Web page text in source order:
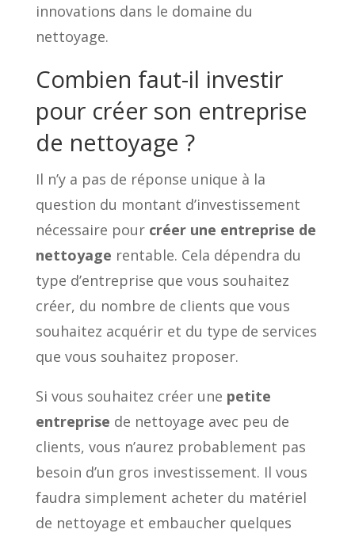
innovations dans le domaine du
nettoyage.
Combien faut-il investir
pour créer son entreprise
de nettoyage ?
Il n’y a pas de réponse unique à la
question du montant d’investissement
nécessaire pour créer une entreprise de
nettoyage rentable. Cela dépendra du
type d’entreprise que vous souhaitez
créer, du nombre de clients que vous
souhaitez acquérir et du type de services
que vous souhaitez proposer.
Si vous souhaitez créer une petite
entreprise de nettoyage avec peu de
clients, vous n’aurez probablement pas
besoin d’un gros investissement. Il vous
faudra simplement acheter du matériel
de nettoyage et embaucher quelques